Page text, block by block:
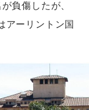
負傷したが、
アーリントン国